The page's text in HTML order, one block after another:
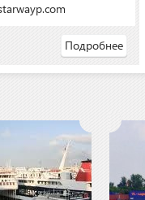
Подробнее
ООО